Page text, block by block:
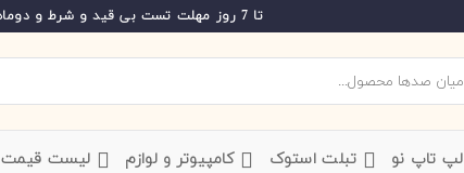
تا 7 روز مهلت تست بی قید و شرط و دوماه گارانتی رایگان
‌لپ تاپ نو ‌ تبلت استوک ‌ کامپیوتر و لوازم ‌ لیست قیمت